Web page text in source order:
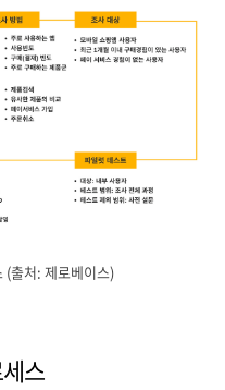
(출처: 제로베이스)
스